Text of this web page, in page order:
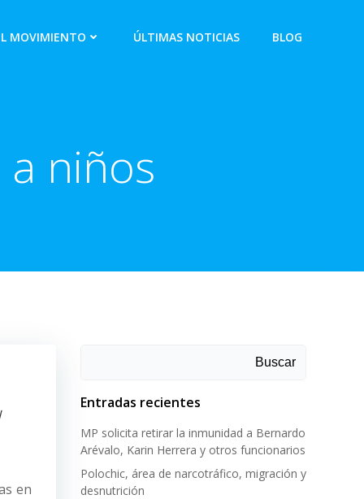
MOVIMIENTO ÚLTIMAS NOTICIAS BLOG
niños
en
Buscar
Entradas recientes
MP solicita retirar la inmunidad a Bernardo
Arévalo, Karin Herrera y otros funcionarios
Polochic, área de narcotráfico, migración y
desnutrición